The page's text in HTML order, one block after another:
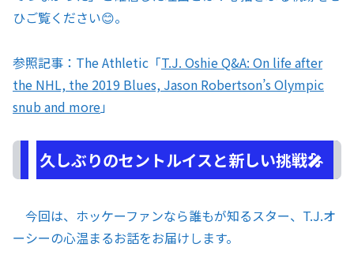
ひご覧ください😊。
参照記事：The Athletic「T.J. Oshie Q&A: On life after
the NHL, the 2019 Blues, Jason Robertson’s Olympic
snub and more」
久しぶりのセントルイスと新しい挑戦🎤
今回は、ホッケーファンなら誰もが知るスター、T.J.オ
ーシーの心温まるお話をお届けします。